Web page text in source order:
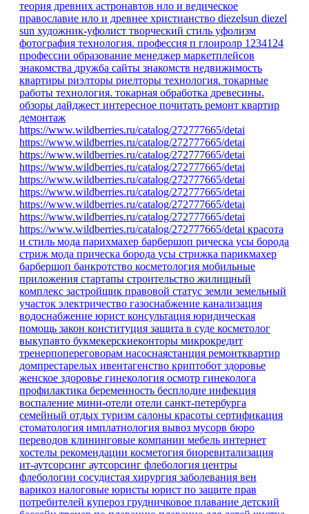
теория древних астронавтов нло и ведическое
православие нло и древнее христианство diezelsun diezel
sun художник-уфолист творческий стиль уфолизм
фотография технология. профессия п глоиролр 1234124
профессии образование менеджер маркетплейсов
знакомства дружба сайты знакомств недвижимость
квартиры риэлторы риелторы технология. токарные
работы технология. токарная обработка древесины.
обзоры дайджест интересное почитать ремонт квартир
демонтаж
https://www.wildberries.ru/catalog/272777665/detai
https://www.wildberries.ru/catalog/272777665/detai
https://www.wildberries.ru/catalog/272777665/detai
https://www.wildberries.ru/catalog/272777665/detai
https://www.wildberries.ru/catalog/272777665/detai
https://www.wildberries.ru/catalog/272777665/detai
https://www.wildberries.ru/catalog/272777665/detai
https://www.wildberries.ru/catalog/272777665/detai
https://www.wildberries.ru/catalog/272777665/detai красота
и стиль мода парихмахер барбершоп рическа усы борода
стриж мода прическа борода усы стрижка парикмахер
барбершоп банкротство косметология мобильные
приложения стартапы строительство жилищный
комплекс застройщик правовой статус земли земельный
участок электричество газоснабжение канализация
водоснабжение юрист консультация юридическая
помощь закон конституция защита в суде косметолог
выкупавто букмекерскиеконторы микрокредит
тренерпопереговорам насоснаястанция ремонтквартир
домпрестарелых ивентагенство криптобот здоровье
женское здоровье гинекология осмотр гинеколога
профилактика беременность бесплодие инфекция
воспаление мини-отели отели санкт-петербурга
семейный отдых туризм салоны красоты сертификация
стоматология имплатнология вывоз мусорв бюро
переводов клининговые компании мебель интернет
хостелы рекомендации косметогия биоревитализация
ит-аутсорсинг аутсорсинг флебология центры
флебологии сосудистая хирургия заболевания вен
варикоз налоговые юристы юрист по защите прав
потребителей купероз грудничковое плавание детский